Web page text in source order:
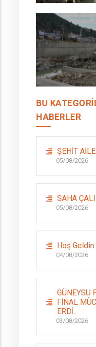
BU
HABERLER
ŞEHİT
05/08/2026
SAHA
05/08/2026
Hoş
04/08/2026
GÜNEYSU
FİNAL
ERDİ.
03/08/2026